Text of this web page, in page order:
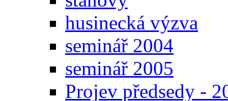
husinecká výzva
seminář 2004
seminář 2005
Projev předsedy -